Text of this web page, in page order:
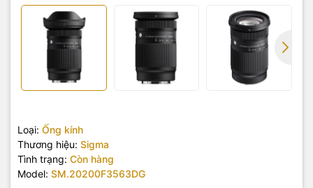
Loại: Ống kính
Thương hiệu: Sigma
Tình trạng: Còn hàng
Model: SM.20200F3563DG